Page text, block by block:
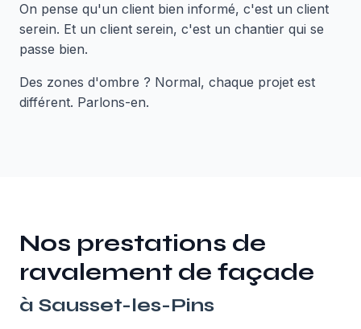
On pense qu'un client bien informé, c'est un client
serein. Et un client serein, c'est un chantier qui se
passe bien.
Des zones d'ombre ? Normal, chaque projet est
différent. Parlons-en.
Nos prestations de
ravalement de façade
à Sausset-les-Pins